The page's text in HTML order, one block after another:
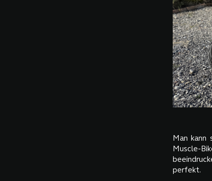
Man kann
Muscle-
perfekt.